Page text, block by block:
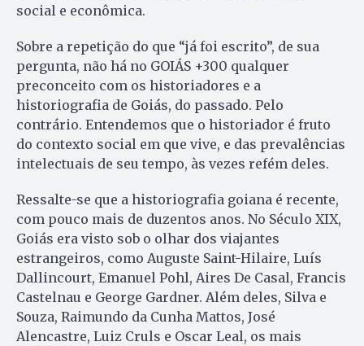
social e econômica.
Sobre a repetição do que “já foi escrito”, de sua
pergunta, não há no GOIÁS +300 qualquer
preconceito com os historiadores e a
historiografia de Goiás, do passado. Pelo
contrário. Entendemos que o historiador é fruto
do contexto social em que vive, e das prevalências
intelectuais de seu tempo, às vezes refém deles.
Ressalte-se que a historiografia goiana é recente,
com pouco mais de duzentos anos. No Século XIX,
Goiás era visto sob o olhar dos viajantes
estrangeiros, como Auguste Saint-Hilaire, Luís
Dallincourt, Emanuel Pohl, Aires De Casal, Francis
Castelnau e George Gardner. Além deles, Silva e
Souza, Raimundo da Cunha Mattos, José
Alencastre, Luiz Cruls e Oscar Leal, os mais